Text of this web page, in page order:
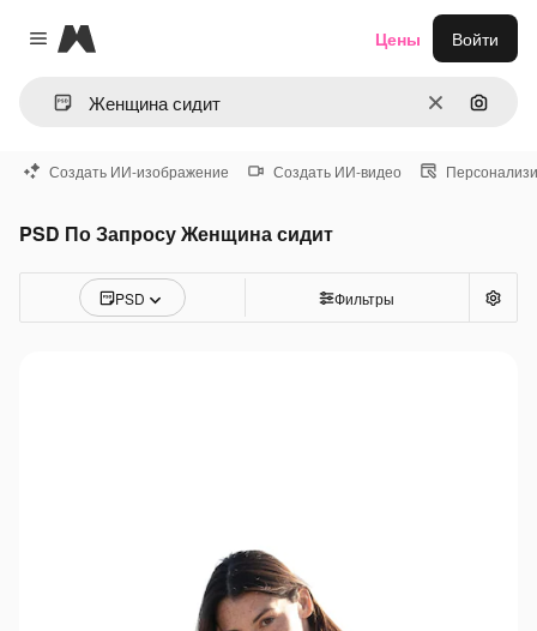
Close menu
Magnific
ОчиститьПоиск
Цены Войти
Создать ИИ-изображение Создать ИИ-видео
PSD По Запросу Женщина сидит
PSD Фильтры